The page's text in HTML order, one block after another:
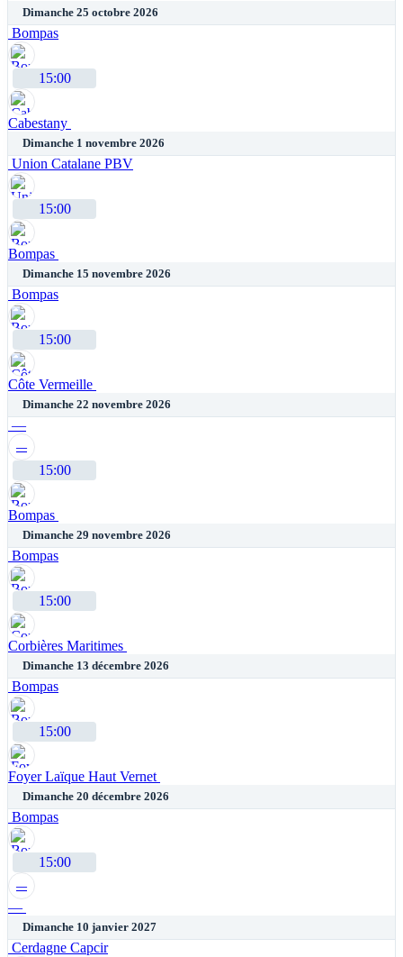
Dimanche 25 octobre 2026
Bompas
15:00
Cabestany
Dimanche 1 novembre 2026
Union Catalane PBV
15:00
Bompas
Dimanche 15 novembre 2026
Bompas
15:00
Côte Vermeille
Dimanche 22 novembre 2026
—
—
15:00
Bompas
Dimanche 29 novembre 2026
Bompas
15:00
Corbières Maritimes
Dimanche 13 décembre 2026
Bompas
15:00
Foyer Laïque Haut Vernet
Dimanche 20 décembre 2026
Bompas
15:00
—
—
Dimanche 10 janvier 2027
Cerdagne Capcir